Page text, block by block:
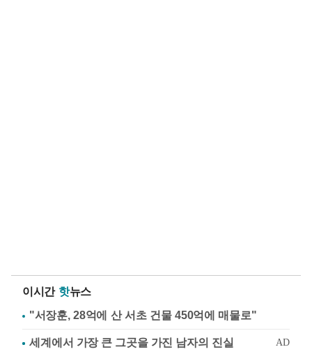
이시간 핫뉴스
"서장훈, 28억에 산 서초 건물 450억에 매물로"